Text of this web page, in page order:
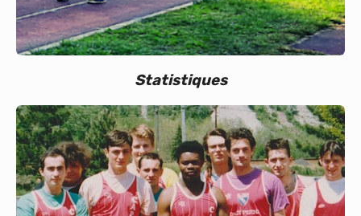
Statistiques